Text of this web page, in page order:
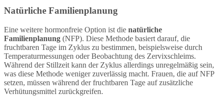
Natürliche Familienplanung
Eine weitere hormonfreie Option ist die natürliche
Familienplanung (NFP). Diese Methode basiert darauf, die
fruchtbaren Tage im Zyklus zu bestimmen, beispielsweise durch
Temperaturmessungen oder Beobachtung des Zervixschleims.
Während der Stillzeit kann der Zyklus allerdings unregelmäßig sein,
was diese Methode weniger zuverlässig macht. Frauen, die auf NFP
setzen, müssen während der fruchtbaren Tage auf zusätzliche
Verhütungsmittel zurückgreifen.